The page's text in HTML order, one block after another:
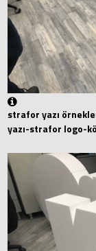
strafor yazı
yazı-strafor logo-